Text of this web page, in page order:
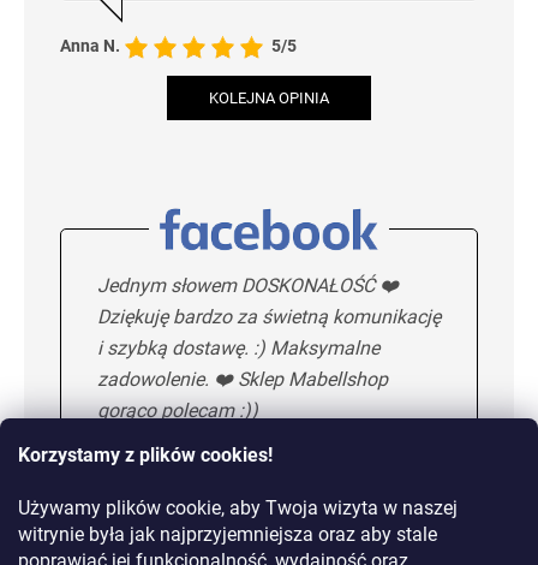
Korzystamy z plików cookies!
Używamy plików cookie, aby Twoja wizyta w naszej
witrynie była jak najprzyjemniejsza oraz aby stale
Anna N. 5/5
KOLEJNA OPINIA
Jednym słowem DOSKONAŁOŚĆ ❤️
Dziękuję bardzo za świetną komunikację
i szybką dostawę. :) Maksymalne
zadowolenie. ❤️ Sklep Mabellshop
gorąco polecam :))
Maria H. 5/5